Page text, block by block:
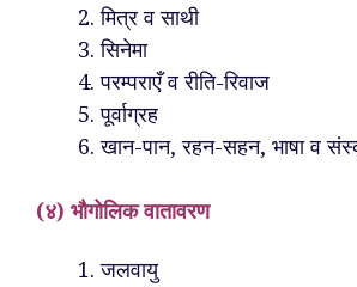
मित्र व साथी
सिनेमा
परम्पराएँ व रीति-रिवाज
पूर्वाग्रह
खान-पान, रहन-सहन, भाषा व
(४) भौगोलिक वातावरण
जलवायु